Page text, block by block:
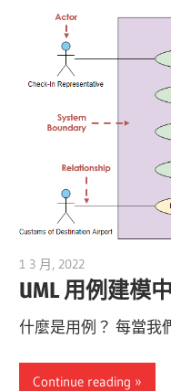
1 3 月, 2022
UML 用例建模
什麼是用例？ 每當我
Continue reading